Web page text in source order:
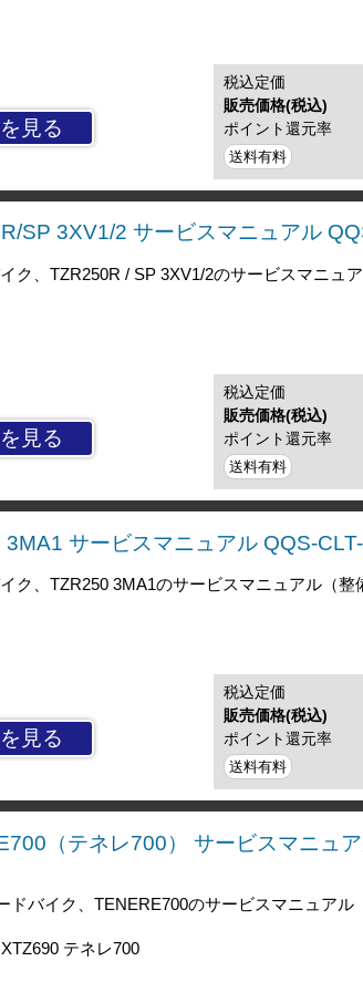
見る
税込定価
販売価格(税込)
ポイント還元率
送料有料
SP 3XV1/2 サービスマニュアル
ク、TZR250R / SP 3XV1/2のサービスマニュ
見る
税込定価
販売価格(税込)
ポイント還元率
送料有料
サービスマニュアル QQS-
ク、TZR250 3MA1のサービスマニュアル（整
見る
税込定価
販売価格(税込)
ポイント還元率
送料有料
（テネレ700） サービスマニュ
ドバイク、TENERE700のサービスマニュアル
テネレ700